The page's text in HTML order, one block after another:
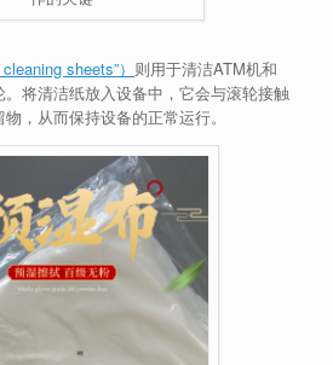
sheets”） 则用于清洁ATM机和
将清洁纸放入设备中，它会与滚轮接触
，从而保持设备的正常运行。